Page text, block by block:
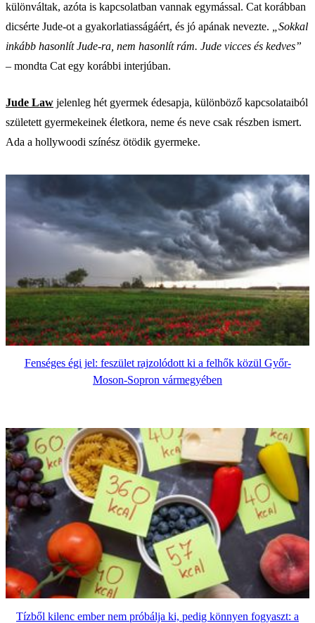
különváltak, azóta is kapcsolatban vannak egymással. Cat korábban
dicsérte Jude-ot a gyakorlatiasságáért, és jó apának nevezte.
„Sokkal
inkább hasonlít Jude-ra, nem hasonlít rám. Jude vicces és kedves”
– mondta Cat egy korábbi interjúban.
Jude Law jelenleg hét gyermek édesapja, különböző kapcsolataiból
született gyermekeinek életkora, neme és neve csak részben ismert.
Ada a hollywoodi színész ötödik gyermeke.
Fenséges égi jel: feszület rajzolódott ki a felhők közül Győr-
Moson-Sopron vármegyében
Tízből kilenc ember nem próbálja ki, pedig könnyen fogyaszt: a